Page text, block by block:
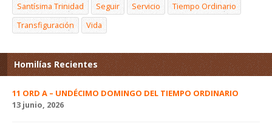
Santísima Trinidad
Seguir Servicio
Tiempo Ordinario
Transfiguración
Vida
Homilías Recientes
11 ORD A – UNDÉCIMO DOMINGO DEL TIEMPO ORDINARIO
13 junio, 2026